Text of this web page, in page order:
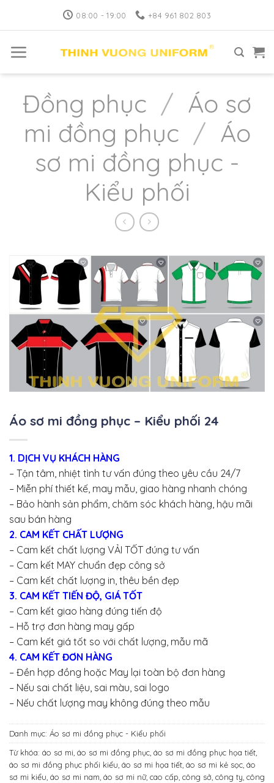
08:00 - 19:00 +84 961 802 803
Đồng phục / Áo sơ
mi đồng phục / Áo
sơ mi đồng phục -
Kiểu phối
Áo sơ mi đồng phục – Kiểu phối 24
1. DỊCH VỤ KHÁCH HÀNG
– Tận tâm, nhiệt tình tư vấn đúng theo yêu cầu 24/7
– Miễn phí thiết kế, may mẫu, giao hàng nhanh chóng
– Bảo hành sản phẩm, chăm sóc khách hàng, hậu mãi
sau bán hàng
2. CAM KẾT CHẤT LƯỢNG
– Cam kết chất lượng VẢI TỐT đúng tư vấn
– Cam kết MAY chuẩn đẹp công sở
– Cam kết chất lượng in, thêu bền đẹp
3. CAM KẾT TIẾN ĐỘ, GIÁ TỐT
– Cam kết giao hàng đúng tiến độ
– Hỗ trợ đơn hàng may gấp
– Cam kết giá tốt so với chất lượng, mẫu mã
4. CAM KẾT ĐƠN HÀNG
– Đền hợp đồng hoặc May lại toàn bộ đơn hàng
– Nếu sai chất liệu, sai màu, sai logo
– Nếu chất lượng may không đúng theo mẫu
Danh mục: Áo sơ mi đồng phục - Kiểu phối
Từ khóa: áo sơ mi áo sơ mi đồng phục áo sơ mi đồng phục họa tiết
áo sơ mi đồng phục phối kiểu áo sơ mi họa tiết áo sơ mi kẻ sọc áo
sơ mi kiểu áo sơ mi nam áo sơ mi nữ, cao cấp công sở công ty công